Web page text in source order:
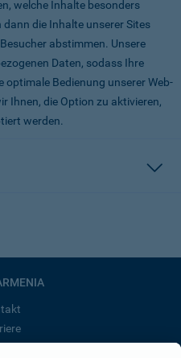
welche Inhalte besonders
die Inhalte unserer Sites
abstimmen. Unsere
Daten, sodass Ihre
Bedienung unserer Web-
Ihnen, die Option zu aktivieren,
werden.